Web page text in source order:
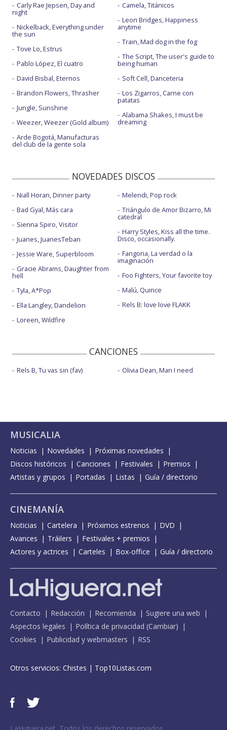
Carly Rae Jepsen, Day and
night
Nickelback, Everything under
the sun
Tove Lo, Estrus
Pablo López, El cuatro
David Bisbal, Eternos
Brandon Flowers, Thrasher
Jungle, Sunshine
Weezer, Weezer (Gold album)
Arde Bogotá, Manufacturas
del club de la gente sola
Camela, Titánicos
Leon Bridges, Happiness
anytime
Train, Mad dog in the fog
The Script, The user's guide to
being human
Soft Cell, Danceteria
Los Zigarros, Carne con
patatas
Alabama Shakes, I must be
dreaming
NOVEDADES DISCOS
Niall Horan, Dinner party
Bad Gyal, Más cara
Sienna Spiro, Visitor
Juanes, JuanesTeban
Jessie Ware, Superbloom
Gracie Abrams, Daughter from
hell
Tyla, A*Pop
Ella Langley, Dandelion
Loreen, Wildfire
Melendi, Pop rock
Triángulo de Amor Bizarro, Mi
catedral
Harry Styles, Kiss all the time.
Disco, occasionally.
Fangoria, La verdad o la
imaginación
Foo Fighters, Your favorite toy
Malú, Quince
Rels B: love love FLAKK
CANCIONES
Rels B, Tu vas sin (fav) Olivia Dean, Man I need
MUSICALIA
Noticias Novedades
Próximas novedades
Discos históricos
Canciones Festivales
Premios
Artistas y grupos
Portadas Listas Guía / directorio
CINEMANÍA
Noticias Cartelera Próximos estrenos
DVD
Avances
Tráilers
Festivales + premios
Actores y actrices
Carteles Box-office Guía / directorio
Contacto Redacción Recomienda
Sugiere una web
Aspectos legales
Política de privacidad (Cambiar)
Cookies
Publicidad y webmasters RSS
Otros servicios: Chistes | Top10Listas.com